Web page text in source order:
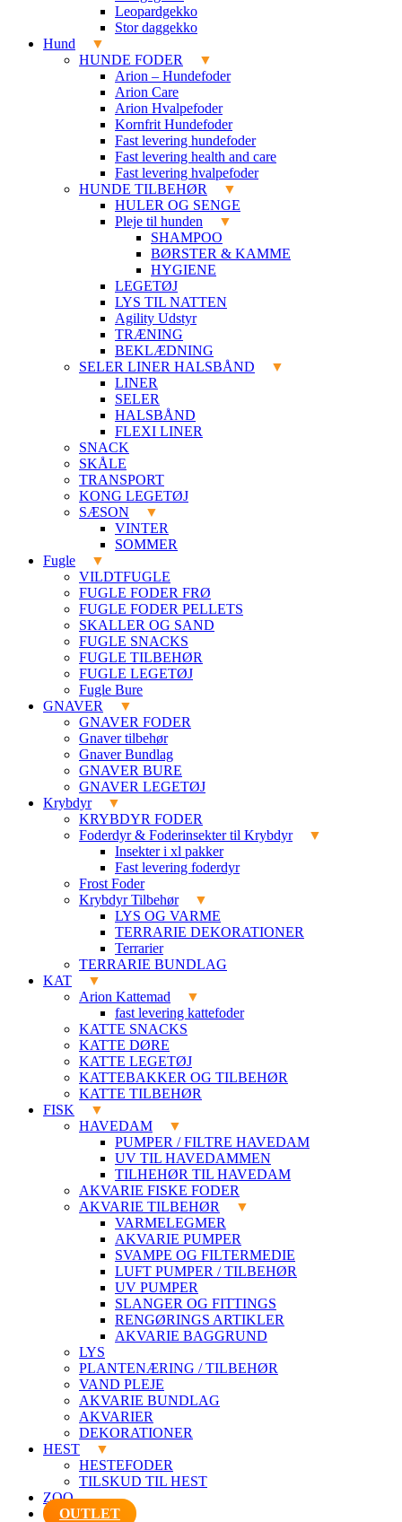
Leopardgekko
Stor daggekko
Hund
HUNDE FODER
Arion – Hundefoder
Arion Care
Arion Hvalpefoder
Kornfrit Hundefoder
Fast levering hundefoder
Fast levering health and care
Fast levering hvalpefoder
HUNDE TILBEHØR
HULER OG SENGE
Pleje til hunden
SHAMPOO
BØRSTER & KAMME
HYGIENE
LEGETØJ
LYS TIL NATTEN
Agility Udstyr
TRÆNING
BEKLÆDNING
SELER LINER HALSBÅND
LINER
SELER
HALSBÅND
FLEXI LINER
SNACK
SKÅLE
TRANSPORT
KONG LEGETØJ
SÆSON
VINTER
SOMMER
Fugle
VILDTFUGLE
FUGLE FODER FRØ
FUGLE FODER PELLETS
SKALLER OG SAND
FUGLE SNACKS
FUGLE TILBEHØR
FUGLE LEGETØJ
Fugle Bure
GNAVER
GNAVER FODER
Gnaver tilbehør
Gnaver Bundlag
GNAVER BURE
GNAVER LEGETØJ
Krybdyr
KRYBDYR FODER
Foderdyr & Foderinsekter til Krybdyr
Insekter i xl pakker
Fast levering foderdyr
Frost Foder
Krybdyr Tilbehør
LYS OG VARME
TERRARIE DEKORATIONER
Terrarier
TERRARIE BUNDLAG
KAT
Arion Kattemad
fast levering kattefoder
KATTE SNACKS
KATTE DØRE
KATTE LEGETØJ
KATTEBAKKER OG TILBEHØR
KATTE TILBEHØR
FISK
HAVEDAM
PUMPER / FILTRE HAVEDAM
UV TIL HAVEDAMMEN
TILHEHØR TIL HAVEDAM
AKVARIE FISKE FODER
AKVARIE TILBEHØR
VARMELEGMER
AKVARIE PUMPER
SVAMPE OG FILTERMEDIE
LUFT PUMPER / TILBEHØR
UV PUMPER
SLANGER OG FITTINGS
RENGØRINGS ARTIKLER
AKVARIE BAGGRUND
LYS
PLANTENÆRING / TILBEHØR
VAND PLEJE
AKVARIE BUNDLAG
AKVARIER
DEKORATIONER
HEST
HESTEFODER
TILSKUD TIL HEST
ZOO
OUTLET